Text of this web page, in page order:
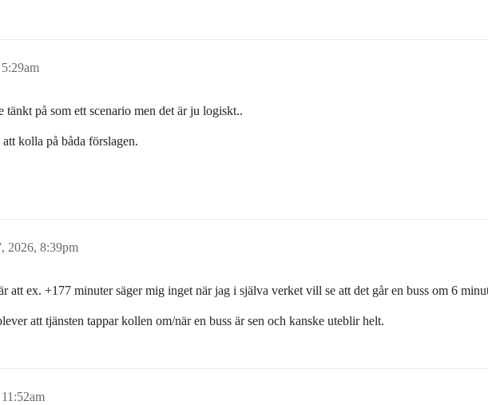
på som ett scenario men det är ju logiskt..
kolla på båda förslagen.
2026, 8:39pm
att ex. +177 minuter säger mig inget när jag i själva verket vill se att det går en buss om 6
att tjänsten tappar kollen om/när en buss är sen och kanske uteblir helt.